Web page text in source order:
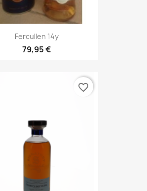
Fercullen 14y
79,95 €
favorite_border